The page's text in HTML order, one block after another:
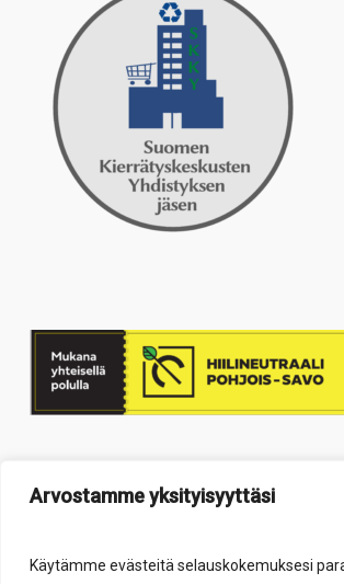
Arvostamme yksityisyyttäsi
Käytämme evästeitä selauskokemuksesi